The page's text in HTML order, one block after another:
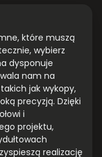
które muszą
wybierz
dysponuje
nam na
jak wykopy,
precyzją. Dzięki
i
projektu,
realizację